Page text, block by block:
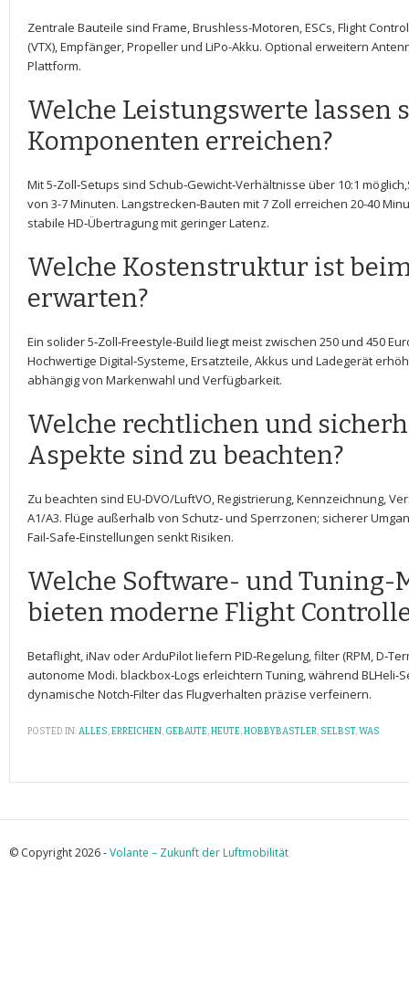
Zentrale Bauteile sind Frame, Brushless-Motoren, ESCs, Flight
(VTX), Empfänger, Propeller und ‌LiPo-Akku. Optional erweitern
Plattform.
Welche Leistungswerte lassen
Komponenten erreichen?
Mit ​5‑Zoll‑Setups sind Schub‑Gewicht‑Verhältnisse über 10:1⁣
von ⁤3-7 Minuten. Langstrecken‑Bauten mit 7 Zoll erreichen 20-40
stabile HD‑Übertragung‍ mit geringer Latenz.
Welche Kostenstruktur ist
erwarten?
Ein solider 5‑Zoll‑Freestyle‑Build liegt meist zwischen 250 und 450
Hochwertige Digital‑Systeme, Ersatzteile, Akkus und Ladegerät
‌abhängig von Markenwahl und Verfügbarkeit.
Welche rechtlichen und
Aspekte sind ⁣zu beachten?
Zu beachten sind EU‑DVO/LuftVO, Registrierung, Kennzeichnung,
A1/A3. Flüge außerhalb von Schutz‑ und Sperrzonen; sicherer
Fail‑Safe‑Einstellungen senkt‍ Risiken.
Welche Software- ⁣und Tuning-
bieten moderne Flight
Betaflight, iNav oder ArduPilot liefern PID‑Regelung, filter (RPM,
autonome Modi. blackbox‑Logs erleichtern Tuning, während
dynamische‍ Notch‑Filter das Flugverhalten präzise⁤ verfeinern.
POSTED IN:ALLES,ERREICHEN, GEBAUTE,HEUTE,HOBBYBASTLER, SELBST,WAS
© Copyright 2026 -Volante – Zukunft der Luftmobilität